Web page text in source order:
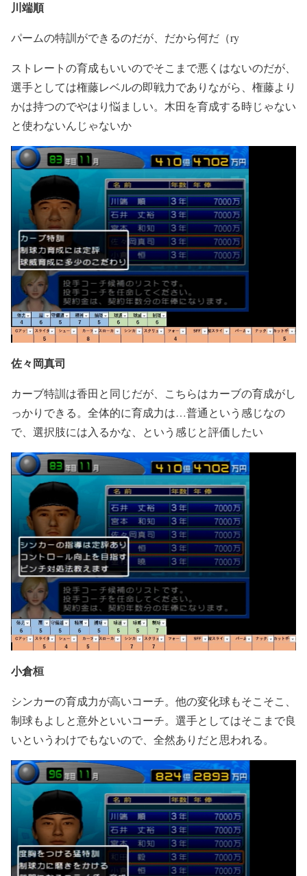
川端順
パームの特訓ができるのだが、だから何だ（ry
ストレートの育成もいいのでそこまで悪くはないのだが、
選手としては権藤レベルの即戦力でありながら、権藤より
かは持つのでやはり悩ましい。木田を育成する時じゃない
と使わないんじゃないか
佐々岡真司
カーブ特訓は香田と同じだが、こちらはカーブの育成がし
っかりできる。全体的に育成力は…普通という感じなの
で、選択肢には入るかな、という感じと評価したい
小倉桓
シンカーの育成力が高いコーチ。他の変化球もそこそこ、
制球もよしと意外といいコーチ。選手としてはそこまで良
いというわけでもないので、全然ありだと思われる。